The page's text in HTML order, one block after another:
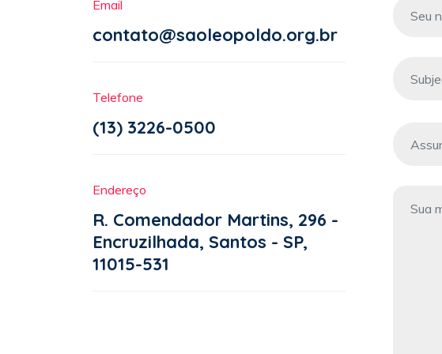
Email
contato@saoleopoldo.org.br
Telefone
(13) 3226-0500
Endereço
R. Comendador Martins, 296 -
Encruzilhada, Santos - SP,
11015-531